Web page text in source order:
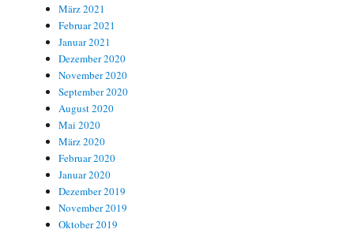
März 2021
Februar 2021
Januar 2021
Dezember 2020
November 2020
September 2020
August 2020
Mai 2020
März 2020
Februar 2020
Januar 2020
Dezember 2019
November 2019
Oktober 2019